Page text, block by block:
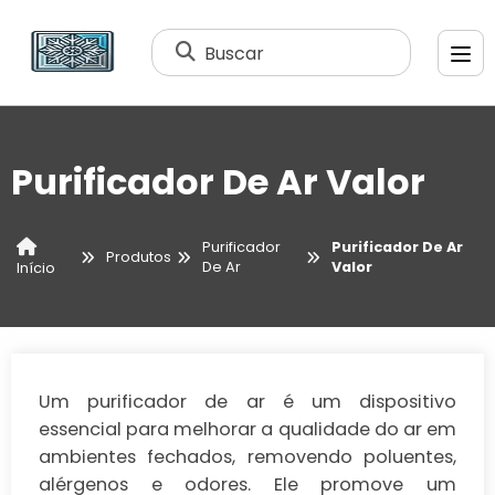
Buscar
Purificador De Ar Valor
Início
Produtos
Purificador
De Ar
Purificador De Ar
Valor
Um purificador de ar é um dispositivo
essencial para melhorar a qualidade do ar em
ambientes fechados, removendo poluentes,
alérgenos e odores. Ele promove um